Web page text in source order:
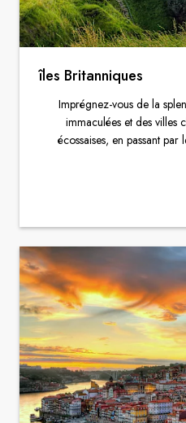
îles Britanniques
Imprégnez-vous de la
immaculées et des villes
écossaises, en passant par